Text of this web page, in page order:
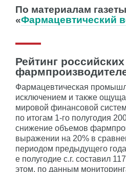
По материалам газеты
«Фармацевтический
Рейтинг российских
Фармацевтическая
исключением и также
мировой финансовой
по итогам 1-го полугодия
снижение объемов
выражении на 20% в
периодом предыдущего
е полугодие с.г. составил
этом, по данным